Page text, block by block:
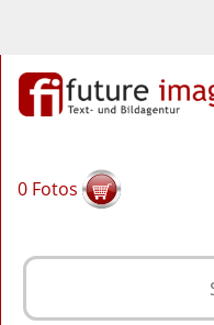
0 Fotos